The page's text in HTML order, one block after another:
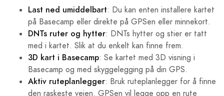
Last ned umiddelbart: Du kan enten installere kartet
på Basecamp eller direkte på GPSen eller minnekort.
DNTs ruter og hytter: DNTs hytter og stier er tatt
med i kartet. Slik at du enkelt kan finne frem.
3D kart i Basecamp: Se kartet med 3D visning i
Basecamp og med skyggelegging på din GPS.
Aktiv ruteplanlegger: Bruk ruteplanlegger for å finne
den raskeste veien. GPSen vil legge opp en rute